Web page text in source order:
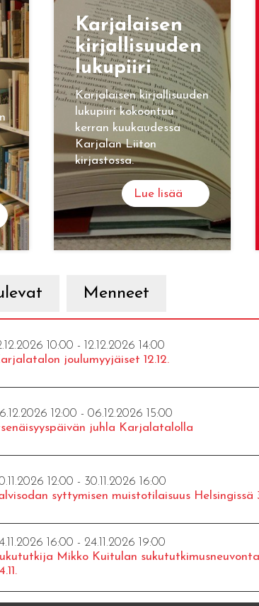
Kar­ja­lai­sen
kir­jal­li­suu­den
lu­ku­pii­ri
Karjalaisen kirjallisuuden
lukupiiri kokoontuu
kerran kuukaudessa
Karjalan Liiton
kirjastossa.
Lue lisää
Menneet
10:00 - 12.12.2026 14:00
joulumyyjäiset 12.12.
12:00 - 06.12.2026 15:00
juhla Karjalatalolla
12:00 - 30.11.2026 16:00
syttymisen muistotilaisuus Helsingissä
16:00 - 24.11.2026 19:00
Mikko Kuitulan